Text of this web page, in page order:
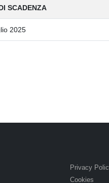
SCADENZA
2025
Privacy
Cookies